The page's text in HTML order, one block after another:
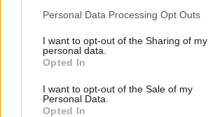
Personal Data Processing Opt Outs
I want to opt-out of the Sharing of my
personal data.
Opted In
I want to opt-out of the Sale of my
Personal Data.
Opted In
+ Letras de Rock